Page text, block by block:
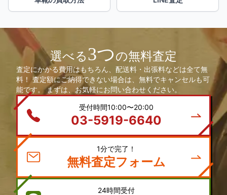
選べる3つの無料査定
査定にかかる費用はもちろん、配送料・出張料などは全て無
料！ 査定額にご納得できない場合は、無料でキャンセルも可
能です。 まずは、お気軽にお問い合わせください。
受付時間10:00〜20:00
03-5919-6640
1分で完了！
無料査定フォーム
24時間受付